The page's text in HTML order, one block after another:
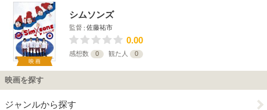
映画
シムソンズ
監督 佐藤祐市
0.00
感想数 0 観た人 0
映画を探す
ジャンルから探す